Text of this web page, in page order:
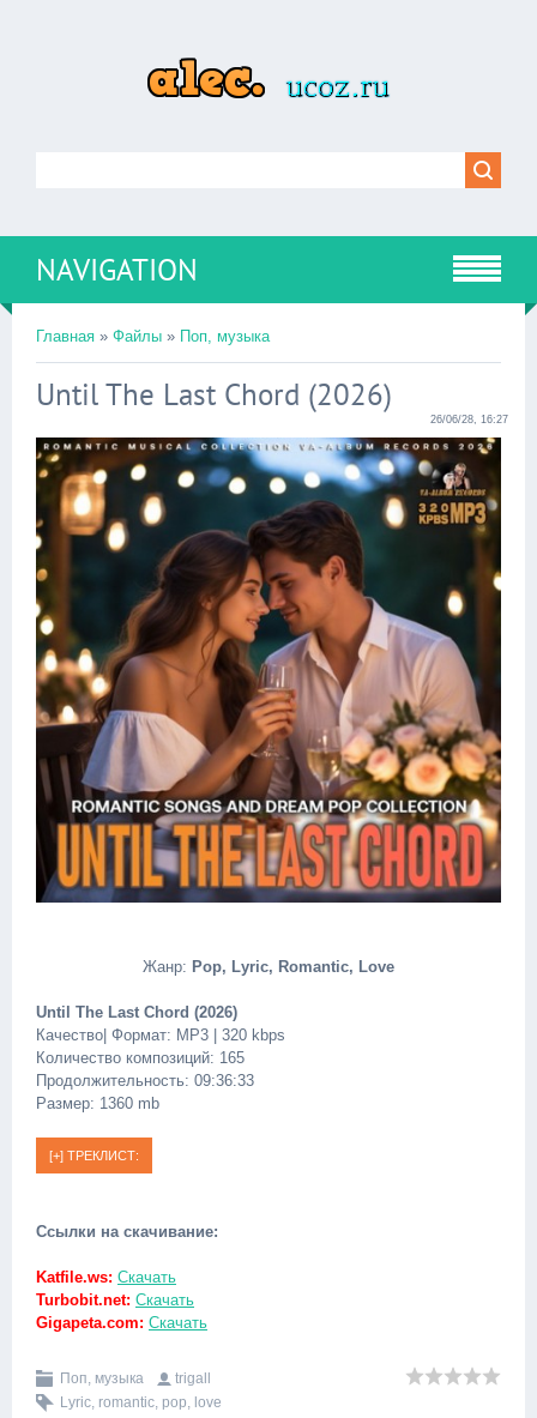
NAVIGATION
Главная » Файлы » Поп, музыка
Until The Last Chord (2026)
26/06/28, 16:27
Жанр: Pop, Lyric, Romantic, Love
Until The Last Chord (2026)
Качество| Формат: MP3 | 320 kbps
Количество композиций: 165
Продолжительность: 09:36:33
Размер: 1360 mb
Ссылки на скачивание:
Katfile.ws: Скачать
Turbobit.net: Скачать
Gigapeta.com: Скачать
Поп, музыка
trigall
Lyric, romantic, pop, love